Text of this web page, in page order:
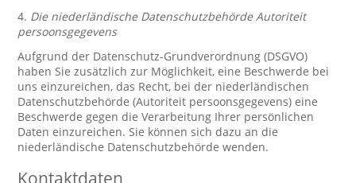
4. Die niederländische Datenschutzbehörde Autoriteit
persoonsgegevens
Aufgrund der Datenschutz-Grundverordnung (DSGVO)
haben Sie zusätzlich zur Möglichkeit, eine Beschwerde bei
uns einzureichen, das Recht, bei der niederländischen
Datenschutzbehörde (Autoriteit persoonsgegevens) eine
Beschwerde gegen die Verarbeitung Ihrer persönlichen
Daten einzureichen. Sie können sich dazu an die
niederländische Datenschutzbehörde wenden.
Kontaktdaten